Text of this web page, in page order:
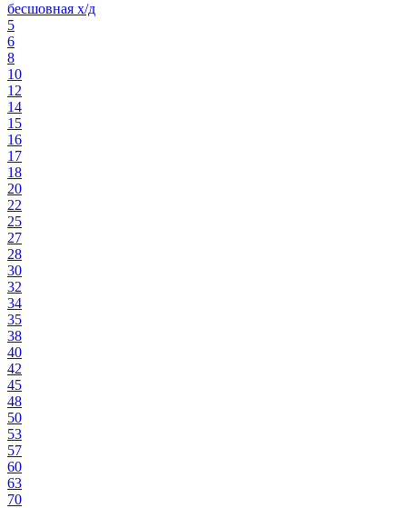
бесшовная х/д
5
6
8
10
12
14
15
16
17
18
20
22
25
27
28
30
32
34
35
38
40
42
45
48
50
53
57
60
63
70